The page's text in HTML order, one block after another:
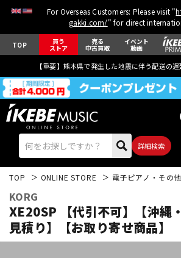
For Overseas Customers: Please visit "
gakki.com/" for direct
TOP 買う
ストア
売る
中古買取
イベント
動画
【重要】熊本県で発生した地震に伴う配送の
詳細検索
TOP ONLINE STORE 電子ピアノ・その
KORG
XE20SP 【代引不可】【沖縄
見積り】【お取り寄せ商品】